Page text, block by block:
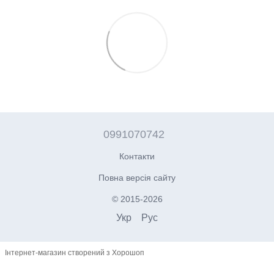
0991070742
Контакти
Повна версія сайту
© 2015-2026
Укр Рус
Інтернет-магазин створений з Хорошоп